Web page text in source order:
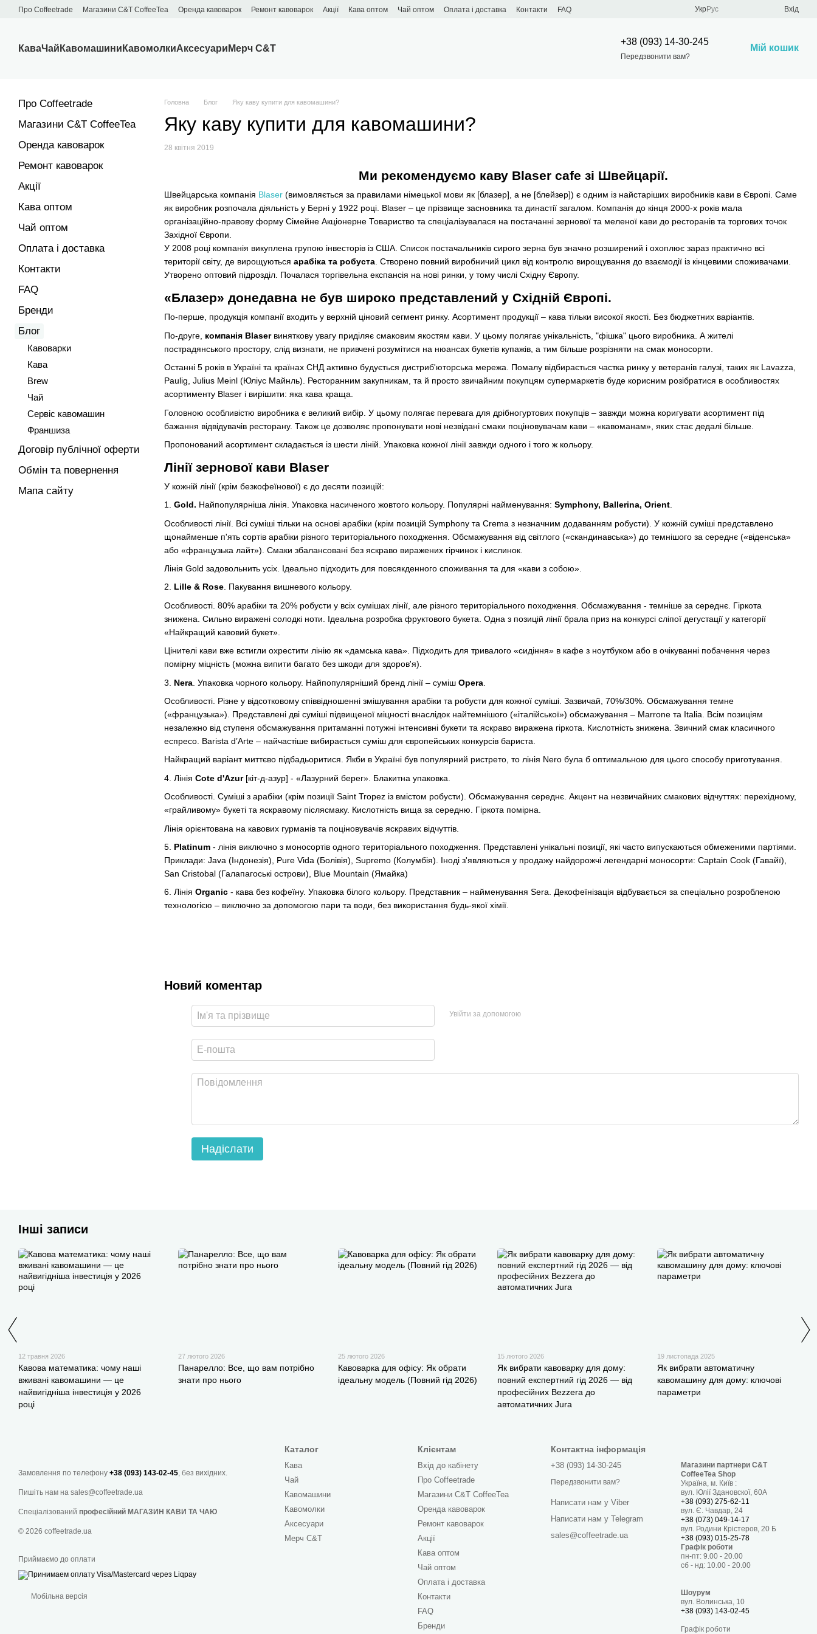
Перейти до основного контенту
Про Сoffeetrade Магазини C&T CoffeeTea Оренда кавоварок Ремонт кавоварок Акції Кава оптом Чай оптом Оплата і доставка Контакти
FAQ
УкрРус Вхід
КаваЧай Кавомашини КавомолкиАксесуари Мерч C&T
+38 (093) 14-30-245
Передзвонити вам?
Мій кошик
Головна Блог Яку каву купити для кавомашини?
Яку каву купити для кавомашини?
28 квітня 2019
Ми рекомендуємо каву Blaser cafe зі Швейцарії.
Швейцарська компанія Blaser (вимовляється за правилами німецької мови як [блазер], а не [блейзер]) є одним із найстаріших виробників кави в Європі. Саме
як виробник розпочала діяльність у Берні у 1922 році. Blaser – це прізвище засновника та династії загалом. Компанія до кінця 2000-х років мала
організаційно-правову форму Сімейне Акціонерне Товариство та спеціалізувалася на постачанні зернової та меленої кави до ресторанів та торгових точок
Західної Європи.
У 2008 році компанія викуплена групою інвесторів із США. Список постачальників сирого зерна був значно розширений і охоплює зараз практично всі
території світу, де вирощуються арабіка та робуста. Створено повний виробничий цикл від контролю вирощування до взаємодії із кінцевими споживачами.
Утворено оптовий підрозділ. Почалася торгівельна експансія на нові ринки, у тому числі Східну Європу.
«Блазер» донедавна не був широко представлений у Східній Європі.
По-перше, продукція компанії входить у верхній ціновий сегмент ринку. Асортимент продукції – кава тільки високої якості. Без бюджетних варіантів.
По-друге, компанія Blaserвиняткову увагу приділяє смаковим якостям кави. У цьому полягає унікальність, "фішка" цього виробника. А жителі
пострадянського простору, слід визнати, не привчені розумітися на нюансах букетів купажів, а тим більше розрізняти на смак моносорти.
Останні 5 років в Україні та країнах СНД активно будується дистриб'юторська мережа. Помалу відбирається частка ринку у ветеранів галузі, таких як Lavazza,
Paulig, Julius Meinl (Юліус Майнль). Ресторанним закупникам, та й просто звичайним покупцям супермаркетів буде корисним розібратися в особливостях
асортименту Blaser і вирішити: яка кава краща.
Головною особливістю виробника є великий вибір. У цьому полягає перевага для дрібногуртових покупців – завжди можна коригувати асортимент під
бажання відвідувачів ресторану. Також це дозволяє пропонувати нові незвідані смаки поціновувачам кави – «кавоманам», яких стає дедалі більше.
Пропонований асортимент складається із шести ліній. Упаковка кожної лінії завжди одного і того ж кольору.
Лінії зернової кави Blaser
У кожній лінії (крім безкофеїнової) є до десяти позицій:
1. Gold. Найпопулярніша лінія. Упаковка насиченого жовтого кольору. Популярні найменування: Symphony, Ballerina, Orient.
Особливості лінії. Всі суміші тільки на основі арабіки (крім позицій Symphony та Crema з незначним додаванням робусти). У кожній суміші представлено
щонайменше п'ять сортів арабіки різного територіального походження. Обсмажування від світлого («скандинавська») до темнішого за середнє («віденська»
або «французька лайт»). Смаки збалансовані без яскраво виражених гірчинок і кислинок.
Лінія Gold задовольнить усіх. Ідеально підходить для повсякденного споживання та для «кави з собою».
2. Lille & Rose. Пакування вишневого кольору.
Особливості. 80% арабіки та 20% робусти у всіх сумішах лінії, але різного територіального походження. Обсмажування - темніше за середнє. Гіркота
знижена. Сильно виражені солодкі ноти. Ідеальна розробка фруктового букета. Одна з позицій лінії брала приз на конкурсі сліпої дегустації у категорії
«Найкращий кавовий букет».
Цінителі кави вже встигли охрестити лінію як «дамська кава». Підходить для тривалого «сидіння» в кафе з ноутбуком або в очікуванні побачення через
помірну міцність (можна випити багато без шкоди для здоров'я).
3. Nera . Упаковка чорного кольору. Найпопулярніший бренд лінії – суміш Opera
Особливості. Різне у відсотковому співвідношенні змішування арабіки та робусти для кожної суміші. Зазвичай, 70%/30%. Обсмажування темне
(«французька»). Представлені дві суміші підвищеної міцності внаслідок найтемнішого («італійської») обсмажування – Marrone та Italia. Всім позиціям
незалежно від ступеня обсмажування притаманні потужні інтенсивні букети та яскраво виражена гіркота. Кислотність знижена. Звичний смак класичного
еспресо. Barista d’Arte – найчастіше вибирається суміш для європейських конкурсів бариста.
Найкращий варіант миттєво підбадьоритися. Якби в Україні був популярний ристрето, то лінія Nero була б оптимальною для цього способу приготування.
4. Лінія Cote d'Azur[кіт-д-азур] - «Лазурний берег». Блакитна упаковка.
Особливості. Суміші з арабіки (крім позиції Saint Tropez із вмістом робусти). Обсмажування середнє. Акцент на незвичайних смакових відчуттях: перехідному,
«грайливому» букеті та яскравому післясмаку. Кислотність вища за середню. Гіркота помірна.
Лінія орієнтована на кавових гурманів та поціновувачів яскравих відчуттів.
5. Platinum - лінія виключно з моносортів одного територіального походження. Представлені унікальні позиції, які часто випускаються обмеженими партіями.
Приклади: Java (Індонезія), Pure Vida (Болівія), Supremo (Колумбія). Іноді з'являються у продажу найдорожчі легендарні моносорти: Captain Cook (Гавайї),
San Cristobal (Галапагоські острови), Blue Mountain (Ямайка)
6. Лінія Organic - кава без кофеїну. Упаковка білого кольору. Представник – найменування Sera. Декофеїнізація відбувається за спеціально розробленою
технологією – виключно за допомогою пари та води, без використання будь-якої хімії.
Новий коментар
Увійти за допомогою
Надіслати
Про Сoffeetrade
Магазини C&T CoffeeTea
Оренда кавоварок
Ремонт кавоварок
Акції
Кава оптом
Чай оптом
Оплата і доставка
Контакти
FAQ
Бренди
Блог
Кавоварки
Кава
Brew
Чай
Сервіс кавомашин
Франшиза
Договір публічної оферти
Обмін та повернення
Мапа сайту
Інші записи
12 травня 2026
Кавова математика: чому наші
вживані кавомашини — це
найвигідніша інвестиція у 2026
році
27 лютого 2026
Панарелло: Все, що вам потрібно
знати про нього
25 лютого 2026
Кавоварка для офісу: Як обрати
ідеальну модель (Повний гід 2026)
15 лютого 2026
Як вибрати кавоварку для дому:
повний експертний гід 2026 — від
професійних Bezzera до
автоматичних Jura
19 листопада 2025
Як вибрати автоматичну
кавомашину для дому: ключові
параметри
Замовлення по телефону +38 (093) 143-02-45, без вихідних.
Пишіть нам на sales@coffeetrade.ua
Спеціалізований професійний МАГАЗИН КАВИ ТА ЧАЮ
© 2026 coffeetrade.ua
Приймаємо до оплати
Мобільна версія
Каталог
Кава
Чай
Кавомашини
Кавомолки
Аксесуари
Мерч C&T
Клієнтам
Вхід до кабінету
Про Сoffeetrade
Магазини C&T CoffeeTea
Оренда кавоварок
Ремонт кавоварок
Акції
Кава оптом
Чай оптом
Оплата і доставка
Контакти
FAQ
Бренди
Контактна інформація
+38 (093) 14-30-245
Передзвонити вам?
Написати нам у Viber
Написати нам у Telegram
sales@coffeetrade.ua
Магазини партнери C&T
CoffeeTea Shop
Україна, м. Київ :
вул. Юлії Здановскої, 60А
+38 (093) 275-62-11
вул. Є. Чавдар, 24
+38 (073) 049-14-17
вул. Родини Крістеров, 20 Б
+38 (093) 015-25-78
Графік роботи
пн-пт: 9.00 - 20.00
сб - нд: 10.00 - 20.00
Шоурум
вул. Волинська, 10
+38 (093) 143-02-45
Графік роботи